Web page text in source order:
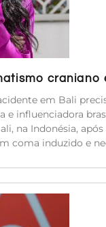
craniano
em Bali
e influenciadora
na Indonésia,
coma induzido e